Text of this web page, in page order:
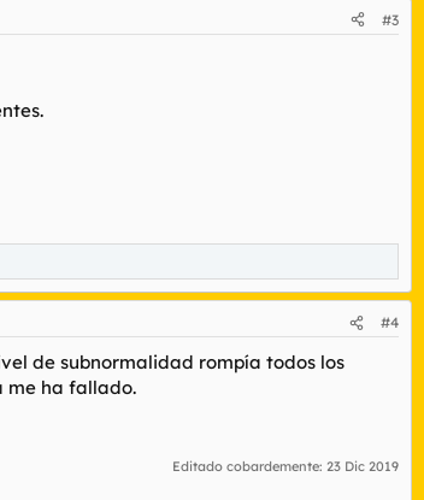
#3
#4
de subnormalidad rompía todos los
me ha fallado.
Editado cobardemente: 23 Dic 2019